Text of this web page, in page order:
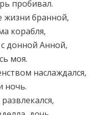
пробивал.
жизни бранной,
корабля,
донной Анной,
моя.
наслаждался,
ночь.